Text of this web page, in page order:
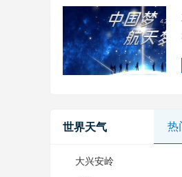
世界天气 热
大兴安岭